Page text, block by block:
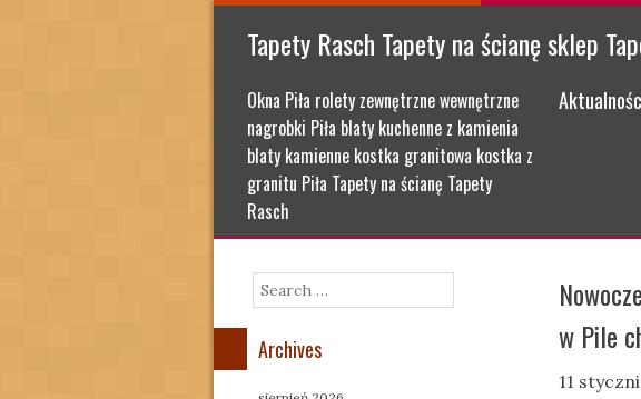
Tapety Rasch Tapety na ścianę sklep
Okna Piła rolety zewnętrzne wewnętrzne
nagrobki Piła blaty kuchenne z kamienia
blaty kamienne kostka granitowa kostka z
granitu Piła Tapety na ścianę Tapety
Rasch
Menu
Skip to
w Pile
11
Search
Archives